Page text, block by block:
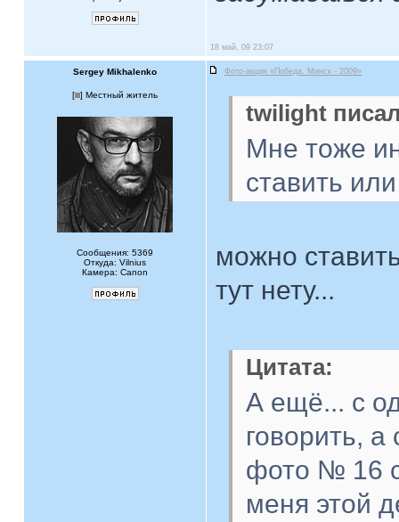
18 май, 09 23:07
Sergey Mikhalenko Фото-акция «Победа. Минск - 2009»
[ ] Местный житель
Сообщения: 5369
Откуда: Vilnius
Камера: Canon
twilight
Мне тоже
ставить
можно
тут нету...
Цитата:
А ещё... с
говорить, а
фото № 16 с
меня этой